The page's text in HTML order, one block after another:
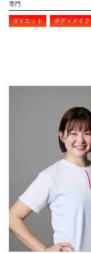
専門
ダイエット ボディメイク